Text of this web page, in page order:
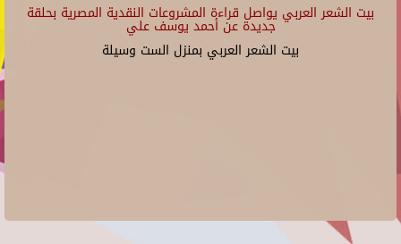
بيت الشعر العربي يواصل قراءة المشروعات النقدية المصرية بحلقة
جديدة عن أحمد يوسف علي
بيت الشعر العربي بمنزل الست وسيلة